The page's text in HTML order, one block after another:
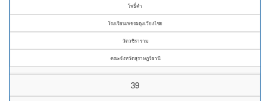
โพธิ์คำ
โรงเรียนเพชรผดุงเวียงไชย
วัดวชิราราม
คณะจังหวัดสุราษฎร์ธานี
39